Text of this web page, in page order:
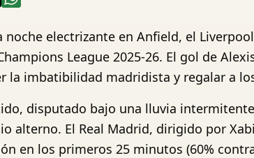
noche electrizante en Anfield, el
League 2025-26. El gol de
la imbatibilidad madridista y regalar a
disputado bajo una lluvia
alterno. El Real Madrid, dirigido por
en los primeros 25 minutos (60%